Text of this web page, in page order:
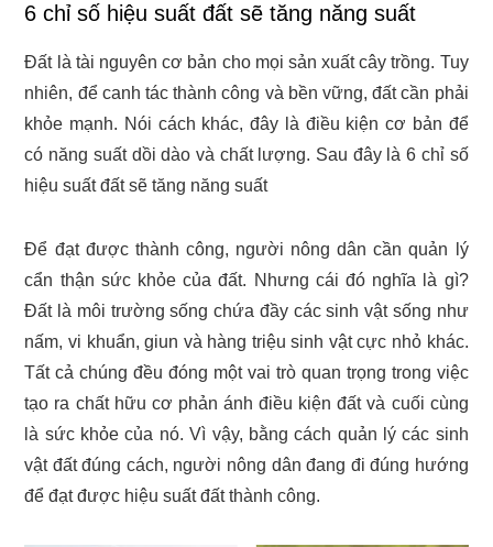
6 chỉ số hiệu suất đất sẽ tăng năng suất
Đất là tài nguyên cơ bản cho mọi sản xuất cây trồng. Tuy
nhiên, để canh tác thành công và bền vững, đất cần phải
khỏe mạnh. Nói cách khác, đây là điều kiện cơ bản để
có năng suất dồi dào và chất lượng. Sau đây là 6 chỉ số
hiệu suất đất sẽ tăng năng suất
Để đạt được thành công, người nông dân cần quản lý
cẩn thận sức khỏe của đất. Nhưng cái đó nghĩa là gì?
Đất là môi trường sống chứa đầy các sinh vật sống như
nấm, vi khuẩn, giun và hàng triệu sinh vật cực nhỏ khác.
Tất cả chúng đều đóng một vai trò quan trọng trong việc
tạo ra chất hữu cơ phản ánh điều kiện đất và cuối cùng
là sức khỏe của nó. Vì vậy, bằng cách quản lý các sinh
vật đất đúng cách, người nông dân đang đi đúng hướng
để đạt được hiệu suất đất thành công.